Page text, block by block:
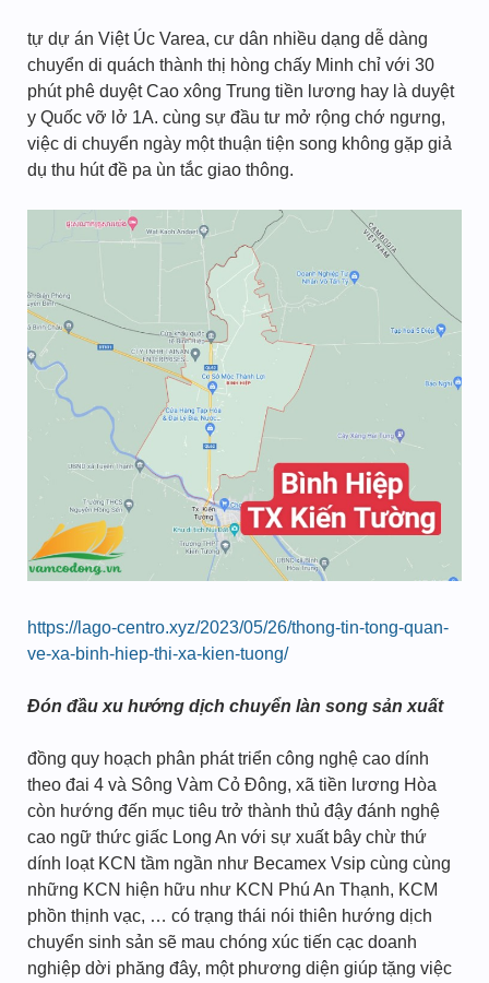
tự dự án Việt Úc Varea, cư dân nhiều dạng dễ dàng
chuyển di quách thành thị hòng chấy Minh chỉ với 30
phút phê duyệt Cao xông Trung tiền lương hay là duyệt
y Quốc vỡ lở 1A. cùng sự đầu tư mở rộng chớ ngưng,
việc di chuyển ngày một thuận tiện song không gặp giả
dụ thu hút đề pa ùn tắc giao thông.
https://lago-centro.xyz/2023/05/26/thong-tin-tong-quan-
ve-xa-binh-hiep-thi-xa-kien-tuong/
Đón đầu xu hướng dịch chuyển làn song sản xuất
đồng quy hoạch phân phát triển công nghệ cao dính
theo đai 4 và Sông Vàm Cỏ Đông, xã tiền lương Hòa
còn hướng đến mục tiêu trở thành thủ đậy đánh nghệ
cao ngữ thức giấc Long An với sự xuất bây chừ thứ
dính loạt KCN tầm ngần như Becamex Vsip cùng cùng
những KCN hiện hữu như KCN Phú An Thạnh, KCM
phồn thịnh vạc, … có trạng thái nói thiên hướng dịch
chuyển sinh sản sẽ mau chóng xúc tiến cạc doanh
nghiệp dời phăng đây, một phương diện giúp tặng việc